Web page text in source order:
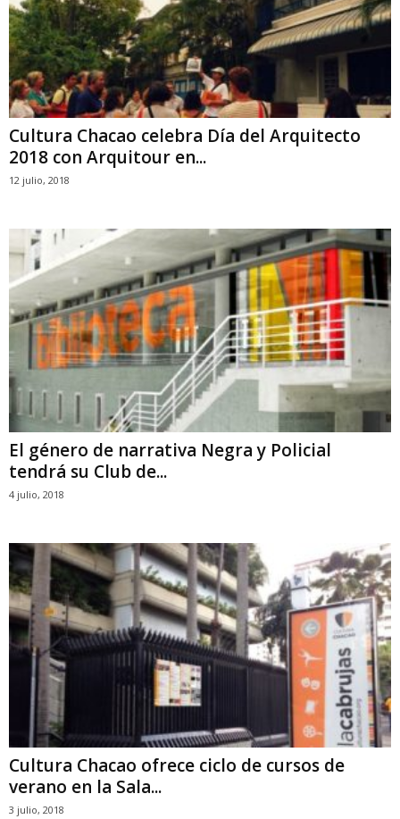
Cultura Chacao celebra Día del Arquitecto
2018 con Arquitour en...
12 julio, 2018
El género de narrativa Negra y Policial
tendrá su Club de...
4 julio, 2018
Cultura Chacao ofrece ciclo de cursos de
verano en la Sala...
3 julio, 2018